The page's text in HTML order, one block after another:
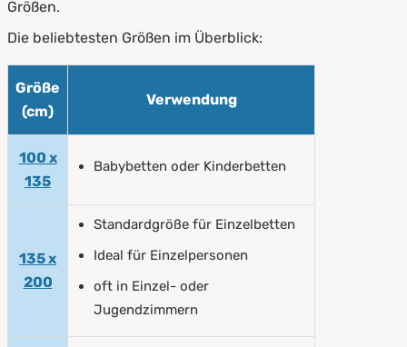
Größen.
Die beliebtesten Größen im Überblick:
Größe
(cm)
Verwendung
100 x
135öffnet in neuem Fenster
Babybetten oder Kinderbetten
135 x
200
Standardgröße für Einzelbetten
Ideal für Einzelpersonen
oft in Einzel- oder
Jugendzimmern